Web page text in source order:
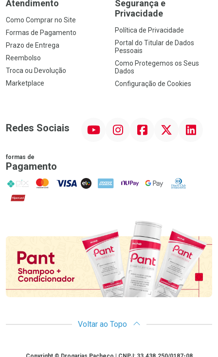
Atendimento
Como Comprar no Site
Formas de Pagamento
Prazo de Entrega
Reembolso
Troca ou Devolução
Marketplace
Segurança e
Privacidade
Política de Privacidade
Portal do Titular de Dados
Pessoais
Como Protegemos os Seus
Dados
Configuração de Cookies
Redes Sociais InstagramFacebookTwitter Linkedin
formas de
Pagamento
PIX MasterCard
VISA ELO AMEX NuPay Google PayDiners Club
Hipercard
Promoção em Destaque
Voltar ao Topo
Copyright